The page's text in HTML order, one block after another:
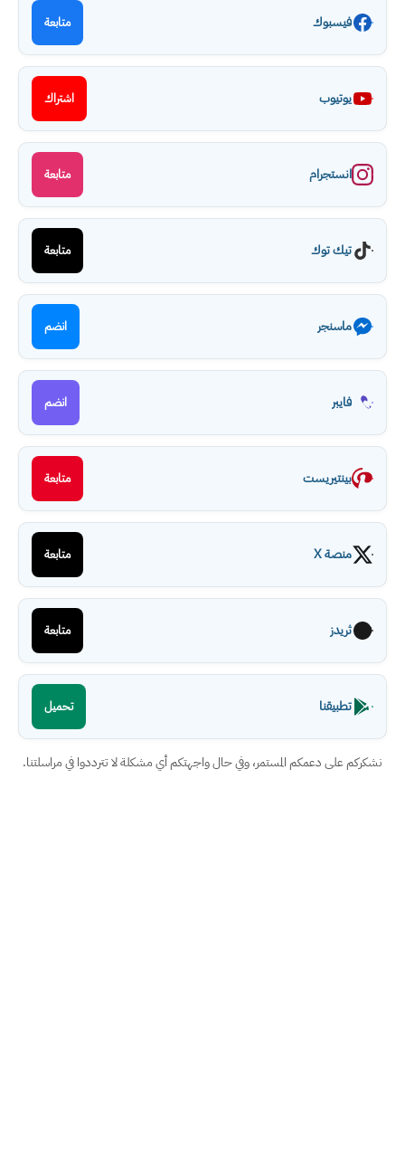
فيسبوك متابعة
يوتيوب اشتراك
انستجرام متابعة
تيك توك متابعة
ماسنجر انضم
فايبر انضم
بينتيريست متابعة
منصة X متابعة
ثريدز متابعة
تطبيقنا تحميل
نشكركم على دعمكم المستمر، وفي حال واجهتكم أي مشكلة لا تترددوا في مراسلتنا.